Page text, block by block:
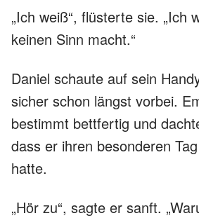
„Ich weiß“, flüsterte sie. „Ich
keinen Sinn macht.“
Daniel schaute auf sein
sicher schon längst vorbei.
bestimmt bettfertig und
dass er ihren besonderen
hatte.
„Hör zu“, sagte er sanft.